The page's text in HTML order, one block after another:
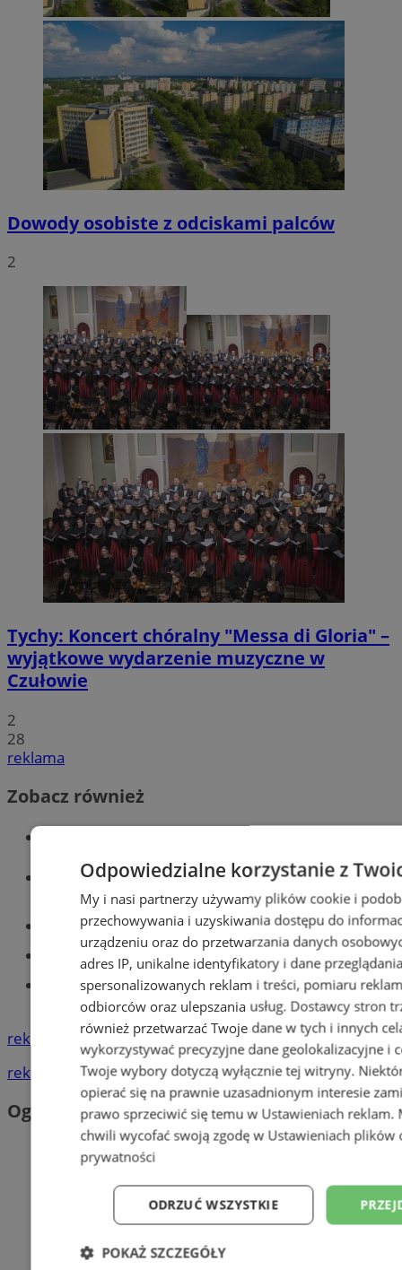
Dowody osobiste z odciskami palców
2
Tychy: Koncert chóralny "Messa di Gloria" –
wyjątkowe wydarzenie muzyczne w
Czułowie
2
28
reklama
Zobacz również
Wiadomości lokalne
Części samochodowe do -70%!
Tworzenie stron www - Tychy
Znajdź pracę - codziennie nowe
ogłoszenia
reklama
reklama
Ogłoszenia
Odpowiedzialne korzystanie z
My i nasi partnerzy używamy plików cookie i
przechowywania i uzyskiwania dostępu do
urządzeniu oraz do przetwarzania danych
adres IP, unikalne identyfikatory i dane
spersonalizowanych reklam i treści, pomiaru
odbiorców oraz ulepszania usług. Dostawcy stron
również przetwarzać Twoje dane w tych i innych
wykorzystywać precyzyjne dane geolokalizacyjne i
Twoje wybory dotyczą wyłącznie tej witryny.
opierać się na prawnie uzasadnionym interesie
prawo sprzeciwić się temu w Ustawieniach reklam.
chwili wycofać swoją zgodę w Ustawieniach plików
prywatności
ODRZUĆ WSZYSTKIE
POKAŻ SZCZEGÓŁY